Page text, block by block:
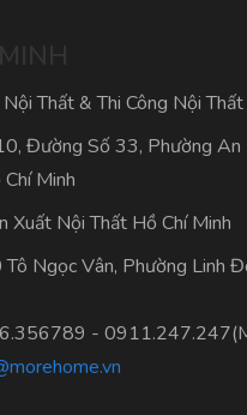
Thất & Thi Công Nội Thất
Đường Số 33, Phường An
Minh
Xuất Nội Thất Hồ Chí Minh
Ngọc Vân, Phường Linh
- 0911.247.247